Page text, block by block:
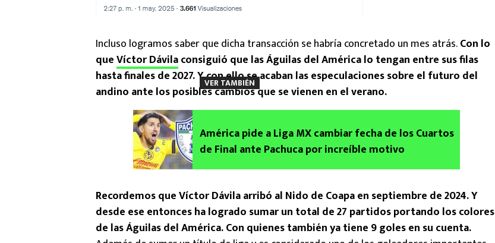
Incluso logramos saber que dicha transacción se habría concretado un mes atrás.Con lo
queVíctor Dávilaconsiguió que las Águilas del América lo tengan entre sus filas
hasta finales de 2027. Y con ello se acaban las especulaciones sobre el futuro del
andino ante los posibles cambios que se vienen en el verano.
VER TAMBIÉN
América pide a Liga MX cambiar fecha de los Cuartos
de Final ante Pachuca por increíble motivo
Recordemos que Víctor Dávila arribó al Nido de Coapa en septiembre de 2024. Y
desde ese entonces ha logrado sumar un total de 27 partidos portando los colores
de las Águilas del América. Con quienes también ya tiene 9 goles en su cuenta.